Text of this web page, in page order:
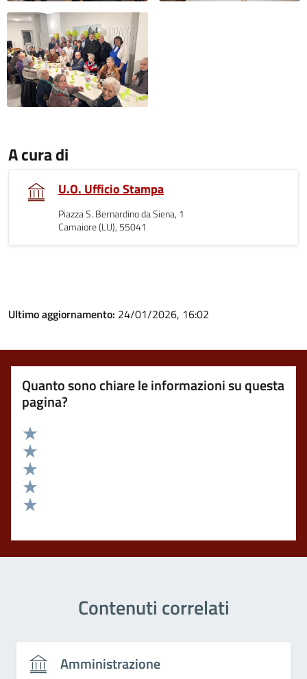
A cura di
U.O. Ufficio Stampa
Piazza S. Bernardino da Siena, 1
Camaiore (LU), 55041
Ultimo aggiornamento: 24/01/2026, 16:02
Quanto sono chiare le informazioni su questa
pagina?
Valuta 5 stelle su 5
Valuta 4 stelle su 5
Valuta 3 stelle su 5
Valuta 2 stelle su 5
Contenuti correlati
Amministrazione